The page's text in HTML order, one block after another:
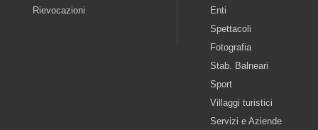
Rievocazioni
Enti
Spettacoli
Fotografia
Stab. Balneari
Sport
Villaggi turistici
Servizi e Aziende